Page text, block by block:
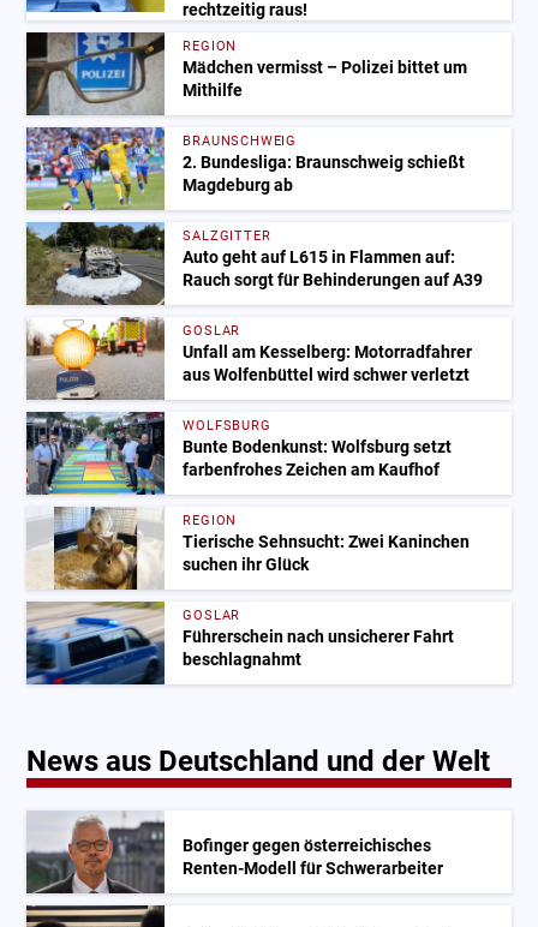
rechtzeitig raus!
REGION
Mädchen vermisst – Polizei bittet um
Mithilfe
BRAUNSCHWEIG
2. Bundesliga: Braunschweig schießt
Magdeburg ab
SALZGITTER
Auto geht auf L615 in Flammen auf:
Rauch sorgt für Behinderungen auf A39
GOSLAR
Unfall am Kesselberg: Motorradfahrer
aus Wolfenbüttel wird schwer verletzt
WOLFSBURG
Bunte Bodenkunst: Wolfsburg setzt
farbenfrohes Zeichen am Kaufhof
REGION
Tierische Sehnsucht: Zwei Kaninchen
suchen ihr Glück
GOSLAR
Führerschein nach unsicherer Fahrt
beschlagnahmt
News aus Deutschland und der Welt
Bofinger gegen österreichisches
Renten-Modell für Schwerarbeiter